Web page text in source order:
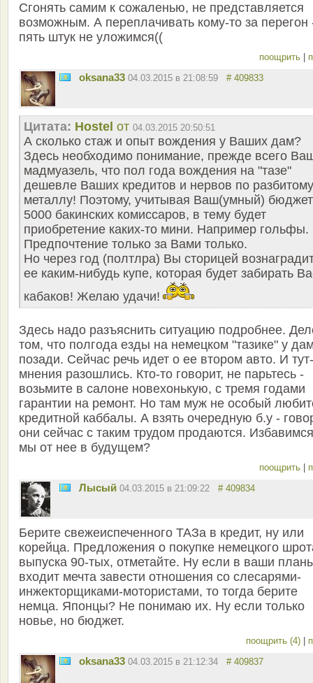
Сгонять самим к сожаленью, не представляется
возможным. А переплачивать кому-то за перегон
пять штук не уложимся((
поощрить
oksana33 04.03.2015 в 21:08:59 # 409833
Цитата: Hostel от 04.03.2015 20:50:51
А сколько стаж и опыт вождения у Ваших дам?
Здесь необходимо понимание, прежде всего
мадмуазель, что пол года вождения на "тазе"
дешевле Ваших кредитов и нервов по разбитому
металлу! Поэтому, учитывая Ваш(умный)
5000 бакинских комиссаров, в тему будет
приобретение каких-то мини. Например гольфы.
Предпочтение только за Вами только.
Но через год (полтлра) Вы сторицей
ее каким-нибудь купе, которая будет забирать
кабаков! Желаю удачи!
Здесь надо разъяснить ситуацию подробнее.
том, что полгода езды на немецком "тазике" у
позади. Сейчас речь идет о ее втором авто. И
мнения разошлись. Кто-то говорит, не парьтесь -
возьмите в салоне новехонькую, с тремя годами
гарантии на ремонт. Но там муж не особый
кредитной каббалы. А взять очередную б.у -
они сейчас с таким трудом продаются.
мы от нее в будущем?
поощрить
Лысый 04.03.2015 в 21:09:22 # 409834
Берите свежеиспеченного ТАЗа в кредит, ну или
корейца. Предложения о покупке немецкого
выпуска 90-тых, отметайте. Ну если в ваши
входит мечта завести отношения со слесарями-
инжекторщиками-мотористами, то тогда берите
немца. Японцы? Не понимаю их. Ну если только
новье, но бюджет.
поощрить (4)
oksana33 04.03.2015 в 21:12:34 # 409837